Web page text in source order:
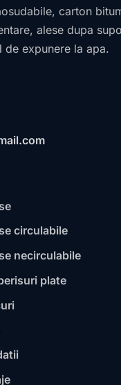
carton
alese dupa
de expunere la apa.
circulabile
necirculabile
plate